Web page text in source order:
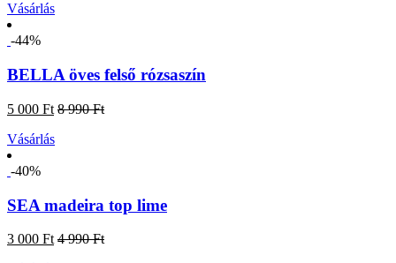
Vásárlás
-44%
BELLA öves felső rózsaszín
5 000 Ft 8 990 Ft
Vásárlás
-40%
SEA madeira top lime
3 000 Ft 4 990 Ft